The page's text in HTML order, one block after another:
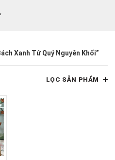
Xanh Tứ Quý Nguyên Khối”
LỌC SẢN PHẨM